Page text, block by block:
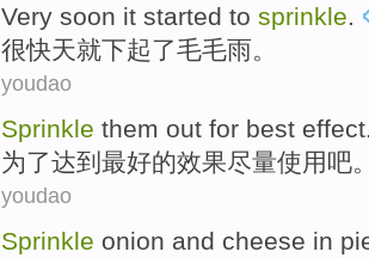
Very soon it started to sprinkle.
很快天就下起了毛毛雨。
youdao
Sprinkle them out for best effect
为了达到最好的效果尽量使用吧
youdao
Sprinkle onion and cheese in